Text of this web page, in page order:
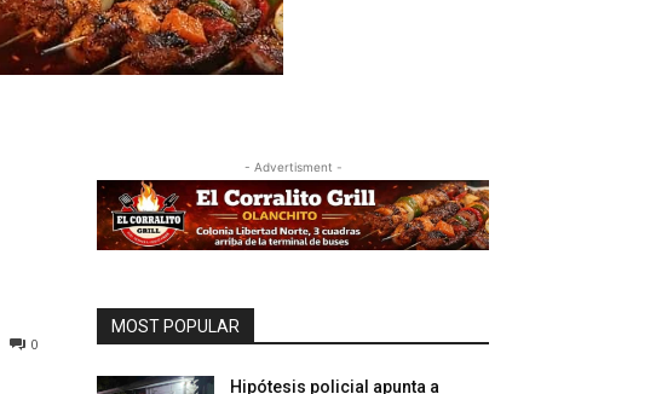
0
- Advertisment -
MOST POPULAR
Hipótesis policial apunta a